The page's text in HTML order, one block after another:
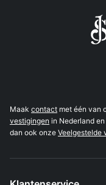
Maak contact met één van
vestigingen in Nederland
dan ook onze Veelgestelde